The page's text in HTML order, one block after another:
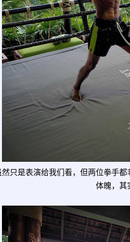
然只是表演给我们看，但两位拳手
体魄，其